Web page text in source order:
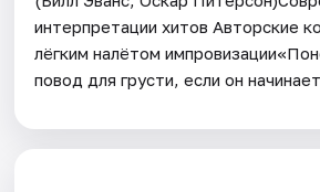
интерпретации хитов Авторские
лёгким налётом
повод для грусти, если он